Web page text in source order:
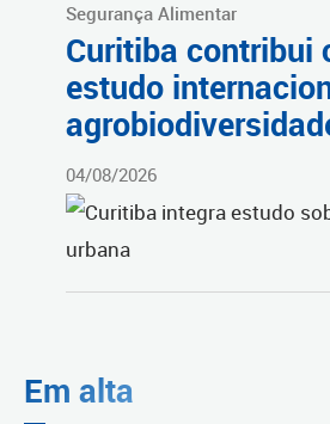
Segurança Alimentar
Curitiba contribui
estudo
04/08/2026
Em alta